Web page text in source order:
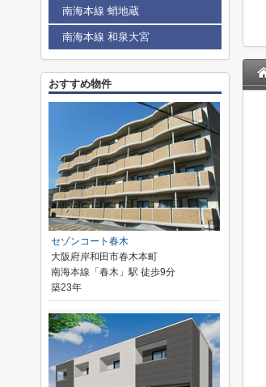
南海本線 蛸地蔵
南海本線 和泉大宮
おすすめ物件
セゾンコート春木
大阪府岸和田市春木本町
南海本線「春木」駅 徒歩9分
築23年